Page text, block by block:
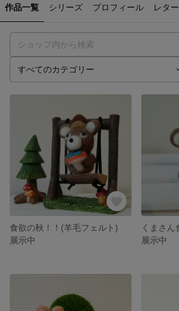
作品一覧 シリーズ プロフィール レター
食欲の秋！！(羊毛フェルト)
展示中
展示中